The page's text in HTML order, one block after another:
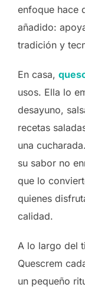
enfoque hace
añadido:
tradición y
En casa,
usos. Ella lo
desayuno,
recetas
una
su sabor no
que lo
quienes
calidad.
A lo largo del
Quescrem
un pequeño